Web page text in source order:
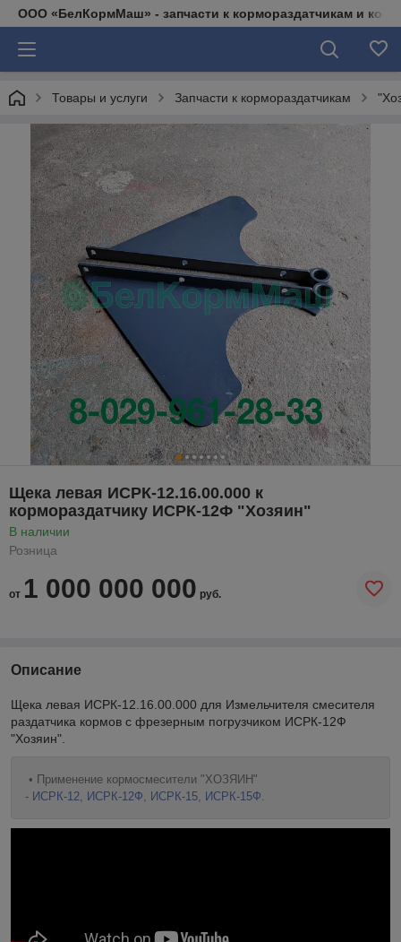
ООО «БелКормМаш» - запчасти к кормораздатчикам и
Товары и услуги Запчасти к кормораздатчикам
Щека левая ИСРК-12.16.00.000 к
кормораздатчику ИСРК-12Ф "Хозяин"
В наличии
Розница
от 1 000 000 000 руб.
Описание
Щека левая ИСРК-12.16.00.000 для Измельчителя смесителя
раздатчика кормов с фрезерным погрузчиком ИСРК-12Ф
"Хозяин".
• Применение кормосмесители "ХОЗЯИН"
- ИСРК-12 ИСРК-12Ф ИСРК-15 ИСРК-15Ф